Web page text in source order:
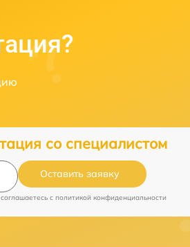
со специалистом
Оставить заявку
c политикой конфиденциальности